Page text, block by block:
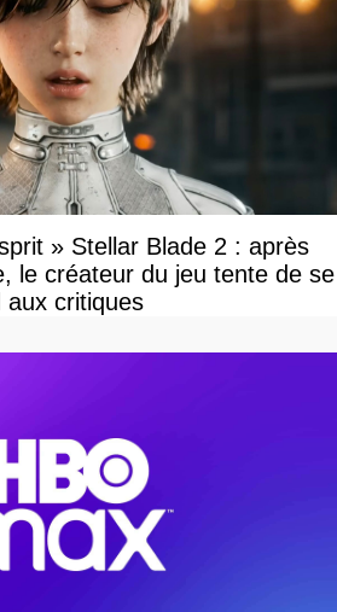
» Stellar Blade 2 : après
le créateur du jeu tente de se
aux critiques